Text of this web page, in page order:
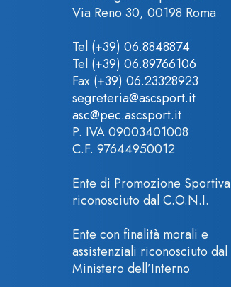
Via Reno 30, 00198 Roma
Tel (+39) 06.8848874
Tel (+39) 06.89766106
Fax (+39) 06.23328923
segreteria@ascsport.it
asc@pec.ascsport.it
P. IVA 09003401008
C.F. 97644950012
Ente di Promozione Sportiva
riconosciuto dal C.O.N.I.
Ente con finalità morali e
assistenziali riconosciuto dal
Ministero dell’Interno